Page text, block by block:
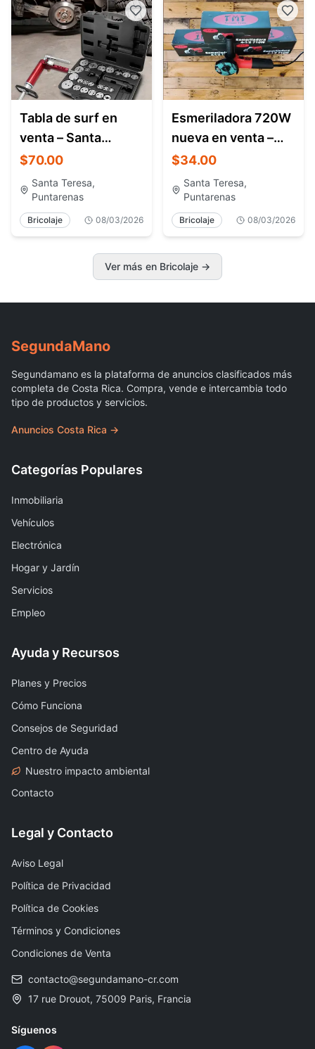
Tabla de surf en
venta – Santa
Teresa Costa Rica
$70.00
Santa Teresa,
Puntarenas
Bricolaje 08/03/2026
Esmeriladora 720W
nueva en venta –
Santa Teresa Costa
Rica
$34.00
Santa Teresa,
Puntarenas
Bricolaje 08/03/2026
Ver más en Bricolaje →
SegundaMano
Segundamano es la plataforma de anuncios clasificados más
completa de Costa Rica. Compra, vende e intercambia todo
tipo de productos y servicios.
Anuncios Costa Rica →
Categorías Populares
Inmobiliaria
Vehículos
Electrónica
Hogar y Jardín
Servicios
Empleo
Ayuda y Recursos
Planes y Precios
Cómo Funciona
Consejos de Seguridad
Centro de Ayuda
Nuestro impacto ambiental
Contacto
Legal y Contacto
Aviso Legal
Política de Privacidad
Política de Cookies
Términos y Condiciones
Condiciones de Venta
contacto@segundamano-cr.com
17 rue Drouot, 75009 Paris, Francia
Síguenos